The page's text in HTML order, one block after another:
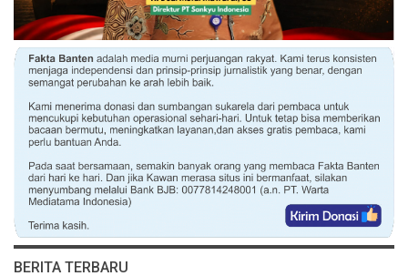
BERITA TERBARU